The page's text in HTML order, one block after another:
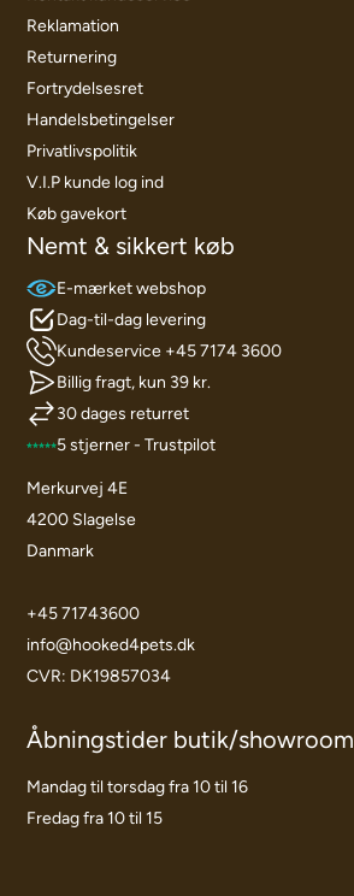
Reklamation
Returnering
Fortrydelsesret
Handelsbetingelser
Privatlivspolitik
V.I.P kunde log ind
Køb gavekort
Nemt & sikkert køb
E-mærket webshop
Dag-til-dag levering
Kundeservice +45 7174 3600
Billig fragt, kun 39 kr.
30 dages returret
5 stjerner - Trustpilot
Merkurvej 4E
4200 Slagelse
Danmark
+45 71743600
info@hooked4pets.dk
CVR: DK19857034
Åbningstider butik/showroom
Mandag til torsdag fra 10 til 16
Fredag fra 10 til 15